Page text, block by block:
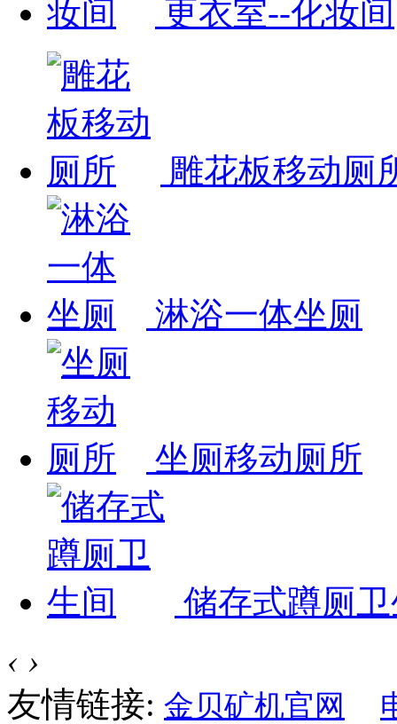
更衣室--化妆间
雕花板移动厕
淋浴一体坐厕
坐厕移动厕所
储存式蹲厕
‹ ›
友情链接: 金贝矿机官网